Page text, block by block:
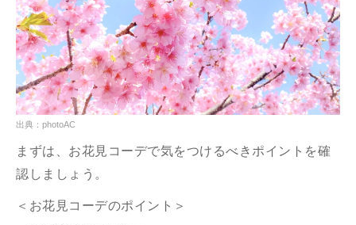
出典：photoAC
まずは、お花見コーデで気をつけるべきポイントを確
認しましょう。
＜お花見コーデのポイント＞